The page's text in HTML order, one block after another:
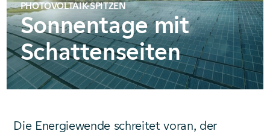
PHOTOVOLTAIK-SPITZEN
Sonnentage mit
Schattenseiten
Die Energiewende schreitet voran, der